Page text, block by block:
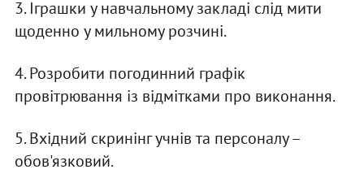
3. Іграшки у навчальному закладі слід мити
щоденно у мильному розчині.
4. Розробити погодинний графік
провітрювання із відмітками про виконання.
5. Вхідний скринінг учнів та персоналу –
обов'язковий.